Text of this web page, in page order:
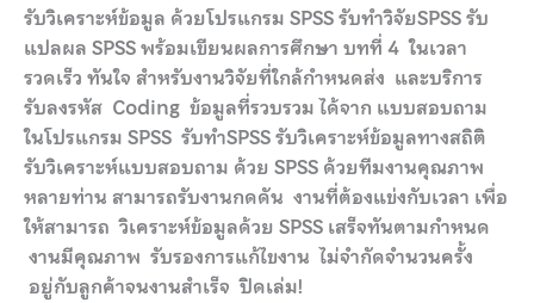
รับวิเคราะห์ข้อมูล ด้วยโปรแกรม SPSS รับทำวิจัยSPSS รับ
แปลผล SPSS พร้อมเขียนผลการศึกษา บทที่ 4 ในเวลา
รวดเร็ว ทันใจ สำหรับงานวิจัยที่ใกล้กำหนดส่ง และบริการ
รับลงรหัส Coding ข้อมูลที่รวบรวม ได้จาก แบบสอบถาม
ในโปรแกรม SPSS รับทำSPSS รับวิเคราะห์ข้อมูลทางสถิติ
รับวิเคราะห์แบบสอบถาม ด้วย SPSS ด้วยทีมงานคุณภาพ
หลายท่าน สามารถรับงานกดดัน งานที่ต้องแข่งกับเวลา เพื่อ
ให้สามารถ วิเคราะห์ข้อมูลด้วย SPSS เสร็จทันตามกำหนด
งานมีคุณภาพ รับรองการแก้ไขงาน ไม่จำกัดจำนวนครั้ง
อยู่กับลูกค้าจนงานสำเร็จ ปิดเล่ม!